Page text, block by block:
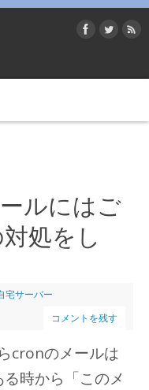
ルにはご
処をし
宅サーバー
コメントを残す
cronのメールは
時から「このメ